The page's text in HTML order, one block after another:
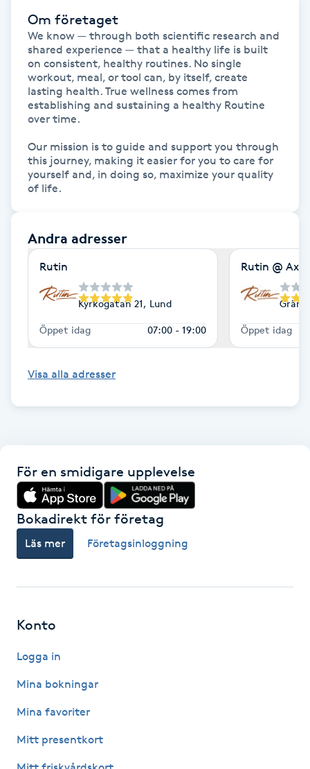
Fransk manikyr
Fransrengöring
Frekvensterapi
Friskvård
Friskvårdsmassage
Funktionsanalys
Färgning
Föning
Gellack
Gellack med förstärkning
Gravidmassage
Gravidyoga
Gruppträning
Gua Sha-massage
H
Hatha Yoga
Om företaget
We know — through both scientific research and
shared experience — that a healthy life is built
on consistent, healthy routines. No single
workout, meal, or tool can, by itself, create
lasting health. True wellness comes from
establishing and sustaining a healthy Routine
over time.
Our mission is to guide and support you through
this journey, making it easier for you to care for
yourself and, in doing so, maximize your quality
of life.
Andra adresser
Rutin
Kyrkogatan 21, Lund
Öppet idag 07:00 - 19:00
Rutin @ Axis
Öppet idag
Visa alla adresser
För en smidigare upplevelse
Bokadirekt för företag
Läs mer Företagsinloggning
Konto
Logga in
Mina bokningar
Mina favoriter
Mitt presentkort